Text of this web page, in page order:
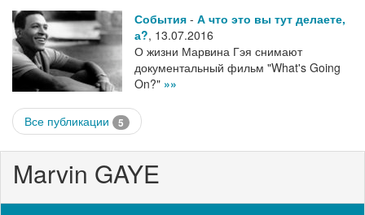
События - А что это вы тут делаете,
а?, 13.07.2016
О жизни Марвина Гэя снимают
документальный фильм "What's Going
On?" »»
Все публикации 5
Marvin GAYE